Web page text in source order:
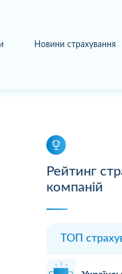
Новини страхування
Рейтинг
компаній
ТОП